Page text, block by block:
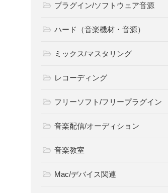
プラグイン/ソフトウェア音源
ハード（音楽機材・音源）
ミックス/マスタリング
レコーディング
フリーソフト/フリープラグイン
音楽配信/オーディション
音楽教室
Mac/デバイス関連